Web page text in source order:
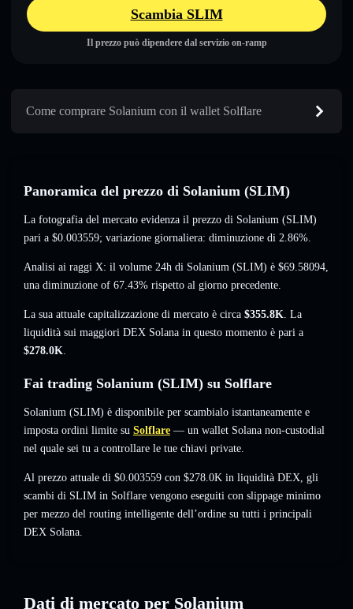
Scambia SLIM
Il prezzo può dipendere dal servizio on-ramp
Come comprare Solanium con il wallet Solflare
Panoramica del prezzo di Solanium (SLIM)
La fotografia del mercato evidenza il prezzo di Solanium (SLIM)
pari a $0.003559; variazione giornaliera: diminuzione di 2.86%.
Analisi ai raggi X: il volume 24h di Solanium (SLIM) è $69.58094,
una diminuzione of 67.43% rispetto al giorno precedente.
La sua attuale capitalizzazione di mercato è circa $355.8K. La
liquidità sui maggiori DEX Solana in questo momento è pari a
$278.0K.
Fai trading Solanium (SLIM) su Solflare
Solanium (SLIM) è disponibile per scambialo istantaneamente e
imposta ordini limite su Solflare — un wallet Solana non-custodial
nel quale sei tu a controllare le tue chiavi private.
Al prezzo attuale di $0.003559 con $278.0K in liquidità DEX, gli
scambi di SLIM in Solflare vengono eseguiti con slippage minimo
per mezzo del routing intelligente dell’ordine su tutti i principali
DEX Solana.
Dati di mercato per Solanium